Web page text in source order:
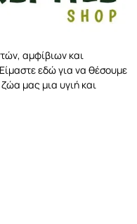
αμφίβιων και
εδώ για να θέσουμε
μας μια υγιή και